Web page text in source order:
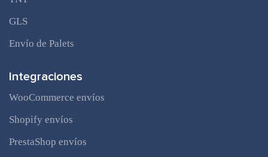
GLS
Envío de Palets
Integraciones
WooCommerce envíos
Shopify envíos
PrestaShop envíos